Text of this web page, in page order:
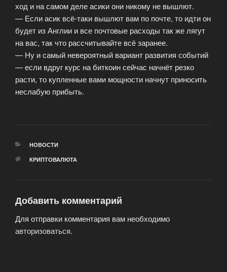
ход и на самом деле асики они никому не вышлют.
— Если асик всё-таки вышлют вам по почте, то идти он
будет из Англии и все почтовые расходы так же лягут
на вас, так что рассчитывайте всё заранее.
— Ну и самый невероятный вариант развития событий
— если вдруг курс на биткоин сейчас начнёт резко
расти, то купленные вами мощности начнут приносить
неслабую прибыть.
РУБРИКИ
НОВОСТИ
МЕТКИ
КРИПТОВАЛЮТА
Добавить комментарий
Для отправки комментария вам необходимо
авторизоваться.